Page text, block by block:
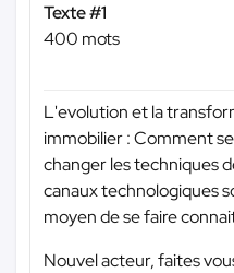
Texte #1
400 mots
L'evolution et la
immobilier : Comment
changer les techniques
canaux technologiques
moyen de se faire
Nouvel acteur, faites